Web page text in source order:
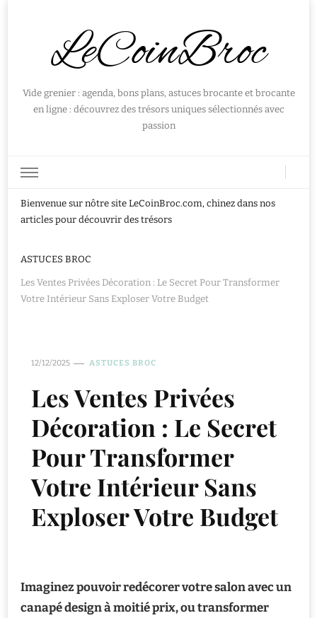
LeCoinBroc
Vide grenier : agenda, bons plans, astuces brocante et brocante
en ligne : découvrez des trésors uniques sélectionnés avec
passion
Bienvenue sur nôtre site LeCoinBroc.com, chinez dans nos
articles pour découvrir des trésors
ASTUCES BROC
Les Ventes Privées Décoration : Le Secret Pour Transformer
Votre Intérieur Sans Exploser Votre Budget
12/12/2025 ASTUCES BROC
Les Ventes Privées
Décoration : Le Secret
Pour Transformer
Votre Intérieur Sans
Exploser Votre Budget
Imaginez pouvoir redécorer votre salon avec un
canapé design à moitié prix, ou transformer